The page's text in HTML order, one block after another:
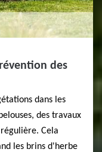
des
dans les
des travaux
Cela
les brins d'herbe